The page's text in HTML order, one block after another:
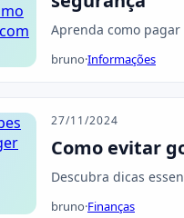
Aprenda como
bruno·Informações
27/11/2024
Como evitar
Descubra dicas
bruno·Finanças